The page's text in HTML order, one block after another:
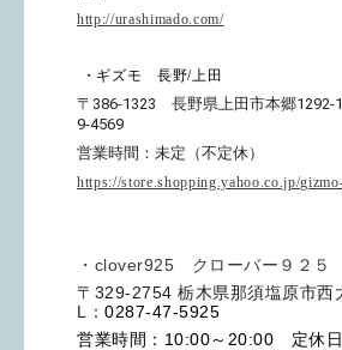
http://urashimado.com/
・ギズモ 長野/上田
〒386-1323 長野県上田市本郷
9-4569
営業時間：未定（不定休）
https://store.shopping.yahoo.co.jp/
・clover925 クローバー９２
〒329-2754 栃木県那須塩原市
L： 0287-47-5925
営業時間：10:00～20:00 定休日